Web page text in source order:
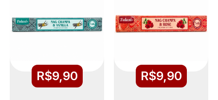
R$9,90 R$9,90